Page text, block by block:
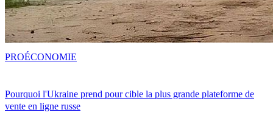
Pourquoi l'Ukraine prend pour cible la plus grande plateforme de
vente en ligne russe
PROÉCONOMIE